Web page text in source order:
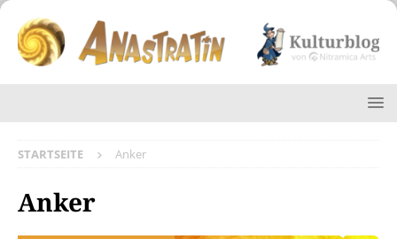
STARTSEITE Anker
Anker